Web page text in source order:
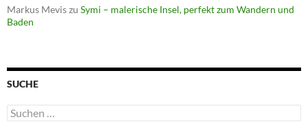
Markus Meviszu Symi – malerische Insel, perfekt zum Wandern und
Baden
SUCHE
Suchen
nach: